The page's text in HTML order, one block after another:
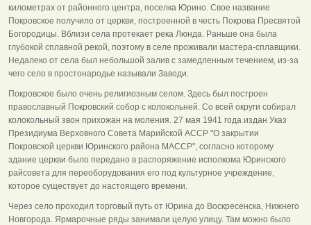
километрах от районного центра, поселка Юрино. Свое название
Покровское получило от церкви, построенной в честь Покрова Пресвятой
Богородицы. Вблизи села протекает река Люнда. Раньше она была
глубокой сплавной рекой, поэтому в селе проживали мастера-сплавщики.
Недалеко от села был небольшой залив с замедленным течением, из-за
чего село в простонародье называли Заводи.
Покровское было очень религиозным селом. Здесь был построен
православный Покровский собор с колокольней. Со всей округи собирал
колокольный звон прихожан на моления. 27 мая 1941 года издан Указ
Президиума Верховного Совета Марийской АССР "О закрытии
Покровской церкви Юринского района МАССР", согласно которому
здание церкви было передано в распоряжение исполкома Юринского
райсовета для переоборудования его под культурное учреждение,
которое существует до настоящего времени.
Через село проходил торговый путь от Юрина до Воскресенска, Нижнего
Новгорода. Ярмарочные ряды занимали целую улицу. Там можно было